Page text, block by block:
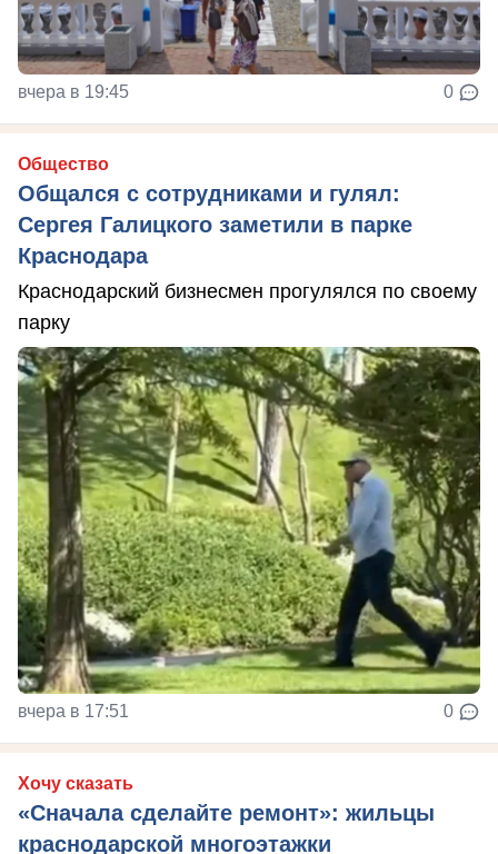
вчера в 19:45 0
Общество
Общался с сотрудниками и гулял:
Сергея Галицкого заметили в парке
Краснодара
Краснодарский бизнесмен прогулялся по своему
парку
вчера в 17:51 0
Хочу сказать
«Сначала сделайте ремонт»: жильцы
краснодарской многоэтажки